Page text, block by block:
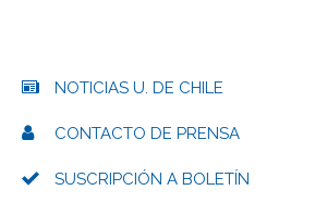
NOTICIAS U. DE CHILE
CONTACTO DE PRENSA
SUSCRIPCIÓN A BOLETÍN